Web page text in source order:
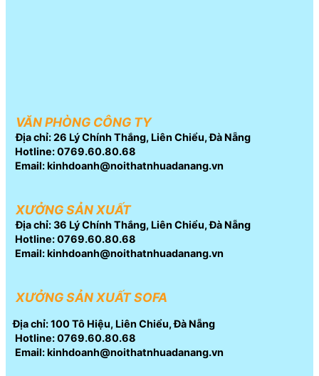
VĂN PHÒNG CÔNG TY
Địa chỉ: 26 Lý Chính Thắng, Liên Chiểu, Đà Nẵng
Hotline: 0769.60.80.68
Email: kinhdoanh@noithatnhuadanang.vn
XƯỞNG SẢN XUẤT
Địa chỉ: 36 Lý Chính Thắng, Liên Chiểu, Đà Nẵng
Hotline: 0769.60.80.68
Email: kinhdoanh@noithatnhuadanang.vn
XƯỞNG SẢN XUẤT SOFA
Địa chỉ: 100 Tô Hiệu, Liên Chiểu, Đà Nẵng
Hotline: 0769.60.80.68
Email: kinhdoanh@noithatnhuadanang.vn